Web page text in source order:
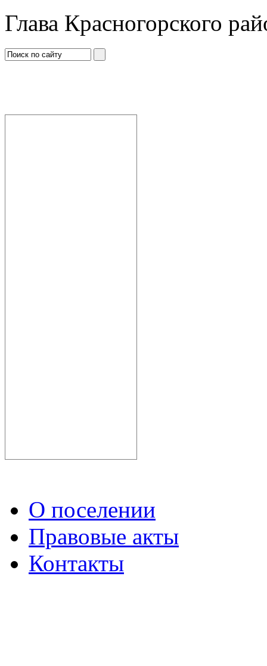
Глава Красногорского
О поселении
Правовые акты
Контакты